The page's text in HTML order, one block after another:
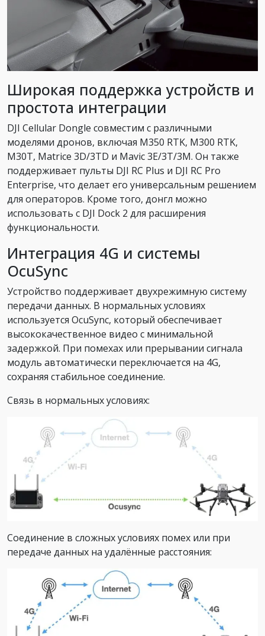
Широкая поддержка устройств и
простота интеграции
DJI Cellular Dongle совместим с различными
моделями дронов, включая M350 RTK, M300 RTK,
M30T, Matrice 3D/3TD и Mavic 3E/3T/3M. Он также
поддерживает пульты DJI RC Plus и DJI RC Pro
Enterprise, что делает его универсальным решением
для операторов. Кроме того, донгл можно
использовать с DJI Dock 2 для расширения
функциональности.
Интеграция 4G и системы
OcuSync
Устройство поддерживает двухрежимную систему
передачи данных. В нормальных условиях
используется OcuSync, который обеспечивает
высококачественное видео с минимальной
задержкой. При помехах или прерывании сигнала
модуль автоматически переключается на 4G,
сохраняя стабильное соединение.
Связь в нормальных условиях:
Соединение в сложных условиях помех или при
передаче данных на удалённые расстояния: